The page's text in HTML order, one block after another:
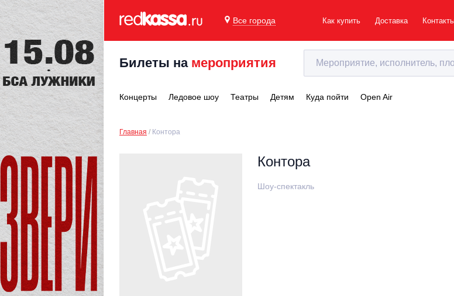
Все города Как купить Доставка
Билеты на мероприятия
Концерты Ледовое шоу Театры Детям Куда пойти Open Air
Главная Контора
Контора
Шоу-спектакль